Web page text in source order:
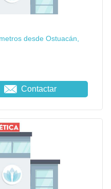
desde Ostuacán,
Contactar